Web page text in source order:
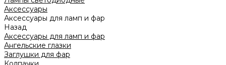
Аксессуары
Аксессуары для ламп и фар
Назад
Аксессуары для ламп и фар
Ангельские глазки
Заглушки для фар